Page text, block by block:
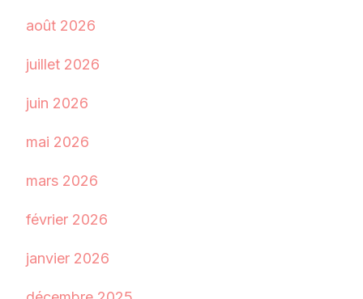
août 2026
juillet 2026
juin 2026
mai 2026
mars 2026
février 2026
janvier 2026